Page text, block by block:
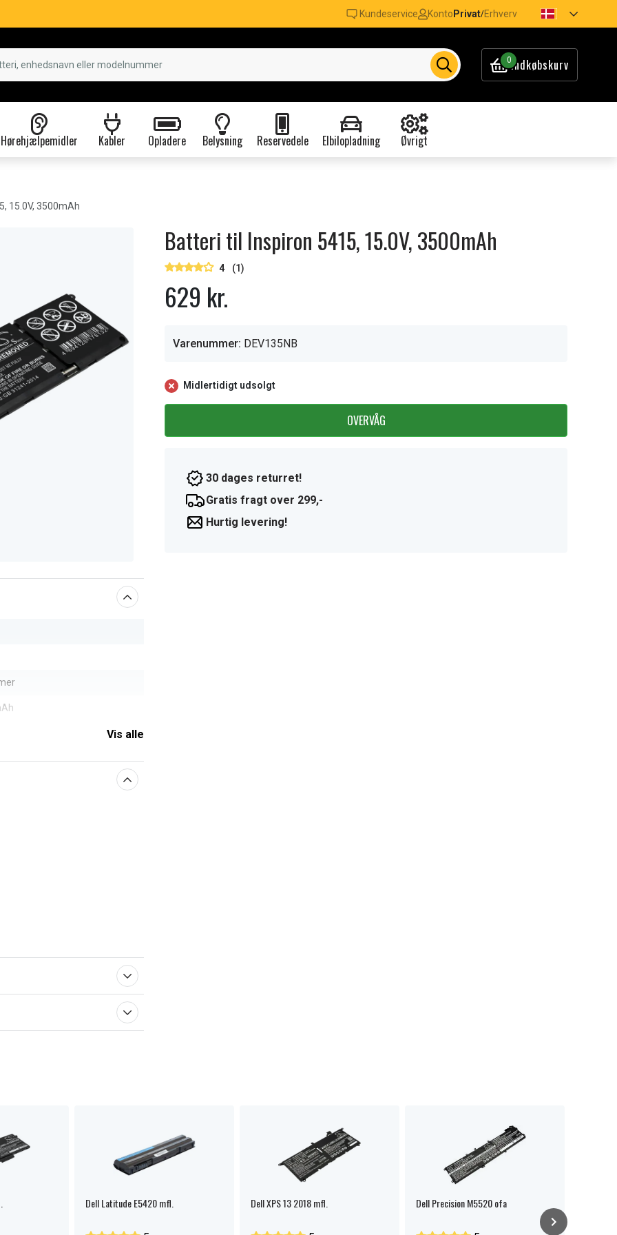
Kundeservice Konto Privat/Erhverv
0Indkøbskurv
Hørehjælpemidler Kabler Opladere Belysning Reservedele Elbilopladning Øvrigt
15.0V, 3500mAh
Vis alle
Batteri til Inspiron 5415, 15.0V, 3500mAh
4 (1)
629 kr.
Varenummer: DEV135NB
Midlertidigt udsolgt
OVERVÅG
30 dages returret!
Gratis fragt over 299,-
Hurtig levering!
Dell Latitude E5420 mfl. Dell XPS 13 2018 mfl. Dell Precision M5520 ofa